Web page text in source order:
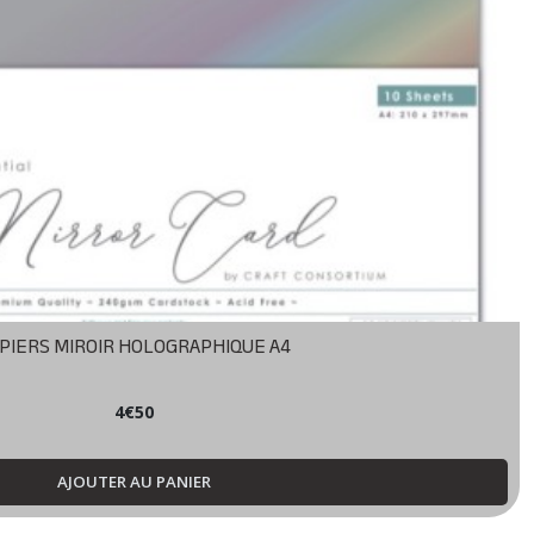
MIROIR HOLOGRAPHIQUE A4
4€50
AJOUTER AU PANIER